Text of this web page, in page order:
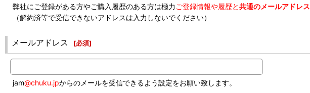
弊社にご登録がある方やご購入履歴のある方は極力 ご登録情報や履歴と共通のメールアドレス
（解約済等で受信できないアドレスは入力しないでください）
メールアドレス [必須]
jam@chuku.jpからのメールを受信できるよう設定をお願い致します。